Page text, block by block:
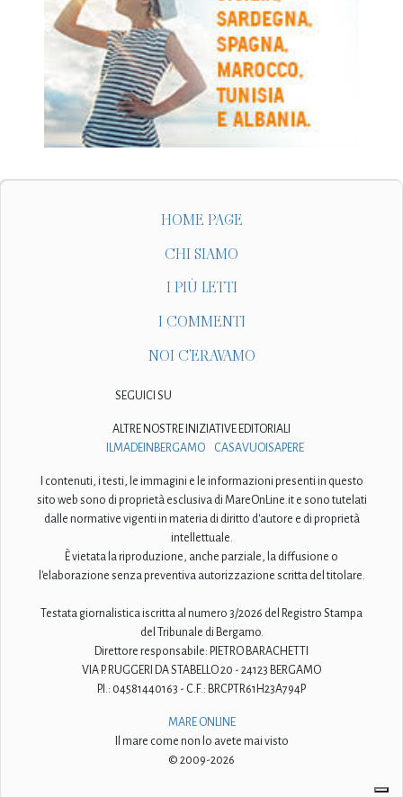
HOME PAGE
CHI SIAMO
I PIÙ LETTI
I COMMENTI
NOI C'ERAVAMO
SEGUICI SU
ALTRE NOSTRE INIZIATIVE EDITORIALI
ILMADEINBERGAMO
CASAVUOISAPERE
I contenuti, i testi, le immagini e le informazioni presenti in questo
sito web sono di proprietà esclusiva di MareOnLine.it e sono tutelati
dalle normative vigenti in materia di diritto d'autore e di proprietà
intellettuale.
È vietata la riproduzione, anche parziale, la diffusione o
l'elaborazione senza preventiva autorizzazione scritta del titolare.
Testata giornalistica iscritta al numero 3/2026 del Registro Stampa
del Tribunale di Bergamo.
Direttore responsabile: PIETRO BARACHETTI
VIA P. RUGGERI DA STABELLO 20 - 24123 BERGAMO
P.I.: 04581440163 - C.F.: BRCPTR61H23A794P
MARE ONLINE
Il mare come non lo avete mai visto
© 2009-2026